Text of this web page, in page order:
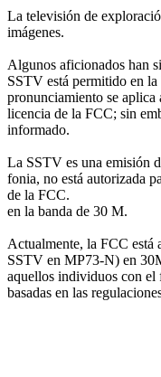
La televisión de
imágenes.
Algunos aficionados han
SSTV está permitido en
pronunciamiento se aplica
licencia de la FCC; sin
informado.
La SSTV es una emisión
fonia, no está autorizada
de la FCC.
en la banda de 30 M.
Actualmente, la FCC está
SSTV en MP73-N) en
aquellos individuos con el
basadas en las